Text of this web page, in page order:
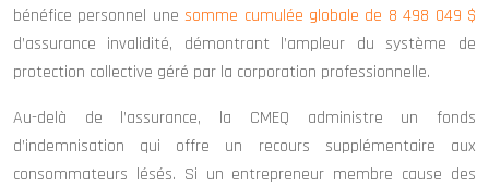
bénéfice personnel unesomme cumulée globale de 8 498 049 $
d’assurance invalidité, démontrant l’ampleur du système de
protection collective géré par la corporation professionnelle.
Au-delà de l’assurance, la CMEQ administre un fonds
d’indemnisation qui offre un recours supplémentaire aux
consommateurs lésés. Si un entrepreneur membre cause des